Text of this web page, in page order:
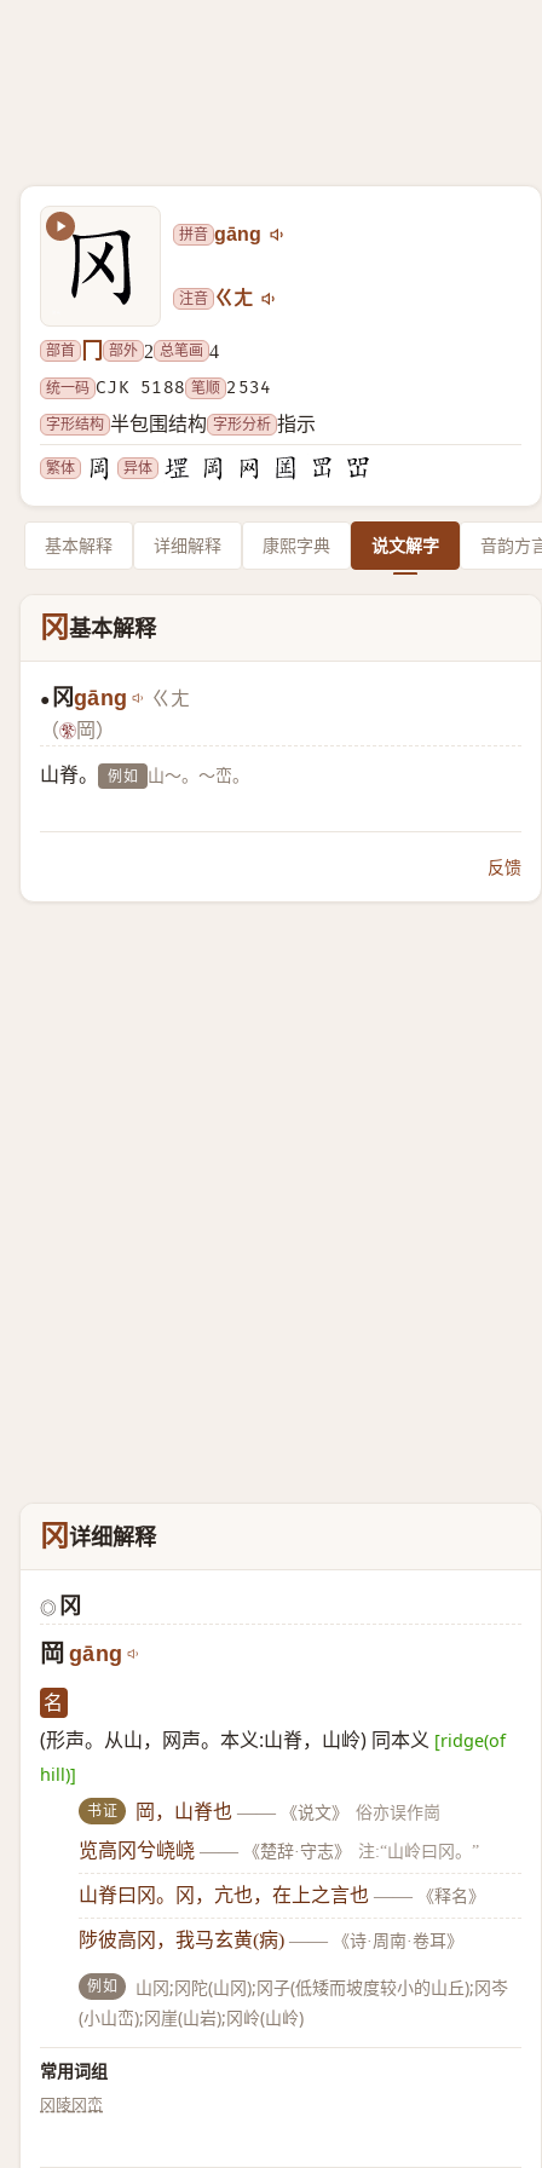
拼音 gāng
注音 ㄍㄤ
部首 部外 2 总笔画 4
统一码 CJK 5188 笔顺 2534
字形结构 半包围结构 字形分析 指示
繁体 异体
基本解释 详细解释 康熙字典 说文解字 音韵方
冈基本解释
● 冈gāng ㄍㄤ
（
岡）
山脊。
例如 山～。～峦。
反馈
冈详细解释
◎ 冈
岡 gāng
名
(形声。从山，网声。本义:山脊，山岭) 同本义 [ridge(of
hill)]
书证 岡，山脊也 —— 《说文》 俗亦误作崗
览高冈兮峣峣 —— 《楚辞·守志》 注:“山岭曰冈。”
山脊曰冈。冈，亢也，在上之言也 —— 《释名》
陟彼高冈，我马玄黄(病) —— 《诗·周南·卷耳》
例如
山冈;冈陀(山冈);冈子(低矮而坡度较小的山丘);冈岑
(小山峦);冈崖(山岩);冈岭(山岭)
常用词组
冈陵冈峦